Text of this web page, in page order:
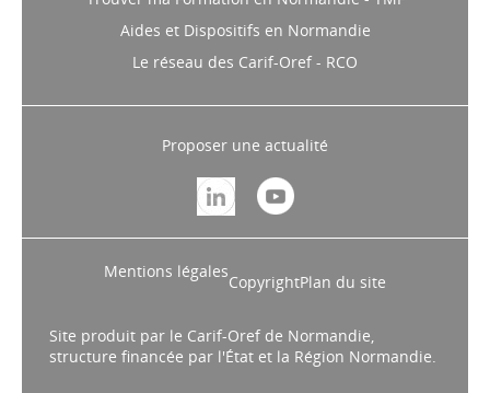
Aides et Dispositifs en Normandie
Le réseau des Carif-Oref - RCO
Proposer une actualité
Mentions légales
CopyrightPlan du site
Site produit par le Carif-Oref de Normandie,
structure financée par l'État et la Région Normandie.